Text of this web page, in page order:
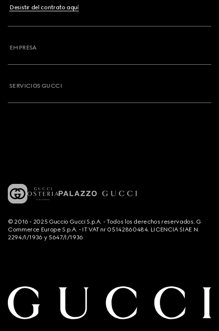
Desistir del contrato aquí
EMPRESA
SERVICIOS GUCCI
© 2016 - 2025 Guccio Gucci S.p.A. - Todos los derechos reservados. G
Commerce Europe S.p.A. - IT VAT nr 05142860484. LICENCIA SIAE N.
2294/I/1936 y 5647/I/1936